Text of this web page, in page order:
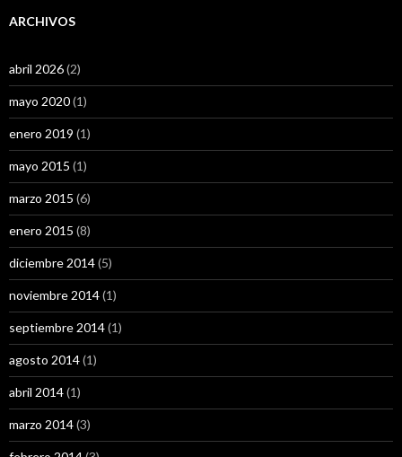
ARCHIVOS
abril 2026(2)
mayo 2020(1)
enero 2019 (1)
mayo 2015 (1)
marzo 2015 (6)
enero 2015 (8)
diciembre 2014(5)
noviembre 2014(1)
septiembre 2014(1)
agosto 2014(1)
abril 2014(1)
marzo 2014(3)